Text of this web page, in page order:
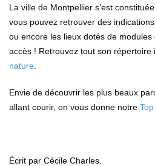
La ville de Montpellier s’est
vous pouvez retrouver des
ou encore les lieux dotés de
accès ! Retrouvez tout son répertoire
nature
Envie de découvrir les plus beaux
allant courir, on vous donne notre
Écrit par Cécile Charles.